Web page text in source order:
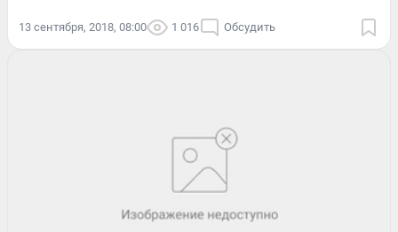
13 сентября, 2018, 08:00 1 016 Обсудить